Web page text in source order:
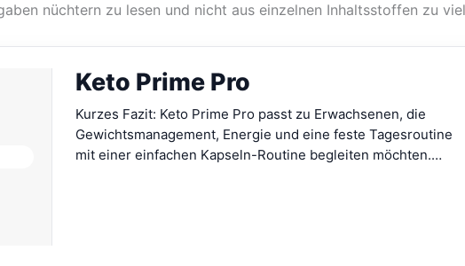
nüchtern zu lesen und nicht aus einzelnen Inhaltsstoffen zu
Keto Prime Pro
Kurzes Fazit: Keto Prime Pro passt zu Erwachsenen, die
Gewichtsmanagement, Energie und eine feste Tagesroutine
mit einer einfachen Kapseln-Routine begleiten möchten.